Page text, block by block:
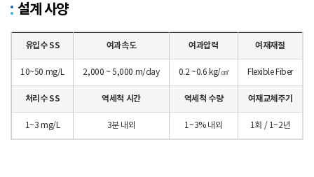
설계 사양
유입수 SS 여과속도 여과압력 여재재질
10~50 mg/L 2,000 ~ 5,000 m/day 0.2 ~0.6 kg/㎠ Flexible Fiber
처리수 SS 역세척 시간 역세척 수량 여재교체주기
1~3 mg/L 3분 내외 1~3% 내외 1회 / 1~2년